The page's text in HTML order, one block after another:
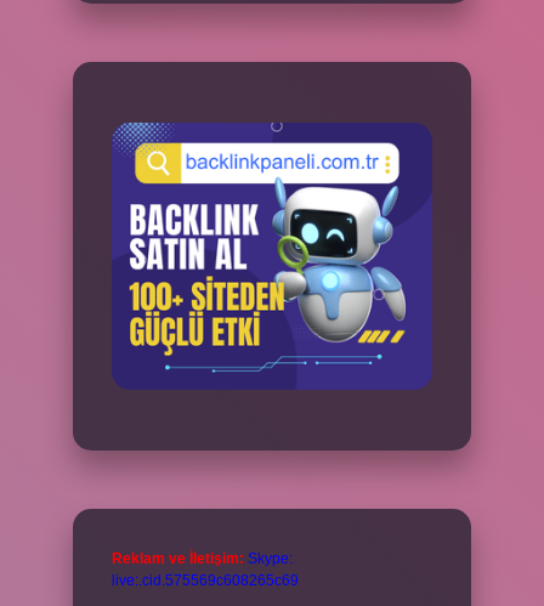
Reklam ve İletişim: Skype:
live:.cid.575569c608265c69